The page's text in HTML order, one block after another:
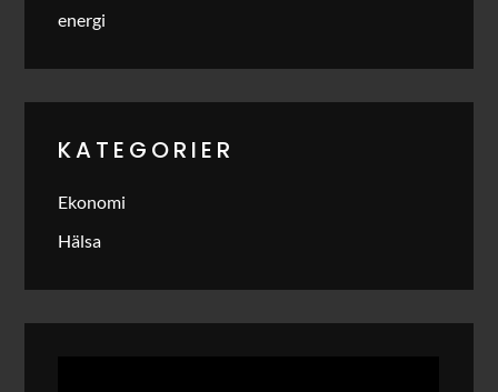
energi
KATEGORIER
Ekonomi
Hälsa